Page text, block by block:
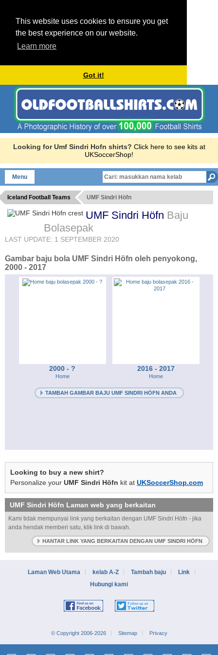
This website uses cookies to ensure you get
the best experience on our website.
Learn more
Got it!
Looking for Umf Sindri Hofn shirts? Click here to see kits at
UKSoccerShop!
Menu
Iceland Football Teams UMF Sindri Höfn
UMF Sindri Höfn Baju
Bolasepak
LAST UPDATE: 1 SEPTEMBER 2020
Gambar baju bola UMF Sindri Höfn oleh penyokong,
2000 - 2017
2000 - ?
Home
2016 - 2017
Home
TAMBAH GAMBAR BAJU UMF SINDRI HÖFN ANDA
Looking to buy a new shirt?
Personalize your UMF Sindri Höfn kit at UKSoccerShop.com
UMF Sindri Höfn Laman web yang berkaitan
Kami tidak mempunyai link yang berkaitan dengan UMF Sindri Höfn - jika
anda hendak memberi satu, klik link di bawah.
HANTAR LINK YANG BERKAITAN DENGAN UMF SINDRI HÖFN
Laman Web Utama kelab A-Z Tambah baju
Link
Hubungi kami
© Copyright 2006-2026 Sitemap Privacy